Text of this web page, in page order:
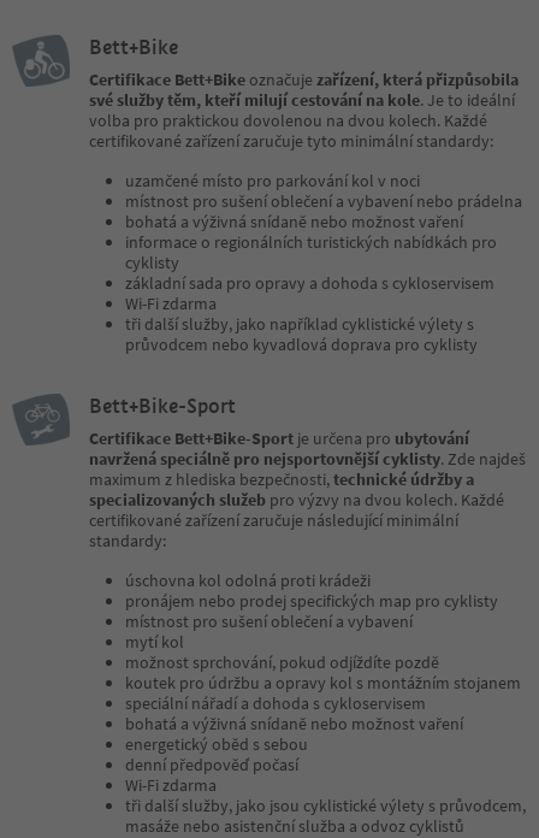
Bett+Bike
Certifikace Bett+Bike označuje zařízení, která přizpůsobila
své služby těm, kteří milují cestování na kole. Je to ideální
volba pro praktickou dovolenou na dvou kolech. Každé
certifikované zařízení zaručuje tyto minimální standardy:
uzamčené místo pro parkování kol v noci
místnost pro sušení oblečení a vybavení nebo prádelna
bohatá a výživná snídaně nebo možnost vaření
informace o regionálních turistických nabídkách pro
cyklisty
základní sada pro opravy a dohoda s cykloservisem
Wi-Fi zdarma
tři další služby, jako například cyklistické výlety s
průvodcem nebo kyvadlová doprava pro cyklisty
Bett+Bike-Sport
Certifikace Bett+Bike-Sport je určena pro ubytování
navržená speciálně pro nejsportovnější cyklisty. Zde najdeš
maximum z hlediska bezpečnosti,technické údržby a
specializovaných služeb pro výzvy na dvou kolech. Každé
certifikované zařízení zaručuje následující minimální
standardy:
úschovna kol odolná proti krádeži
pronájem nebo prodej specifických map pro cyklisty
místnost pro sušení oblečení a vybavení
mytí kol
možnost sprchování, pokud odjíždíte pozdě
koutek pro údržbu a opravy kol s montážním stojanem
speciální nářadí a dohoda s cykloservisem
bohatá a výživná snídaně nebo možnost vaření
energetický oběd s sebou
denní předpověď počasí
Wi-Fi zdarma
tři další služby, jako jsou cyklistické výlety s průvodcem,
masáže nebo asistenční služba a odvoz cyklistů